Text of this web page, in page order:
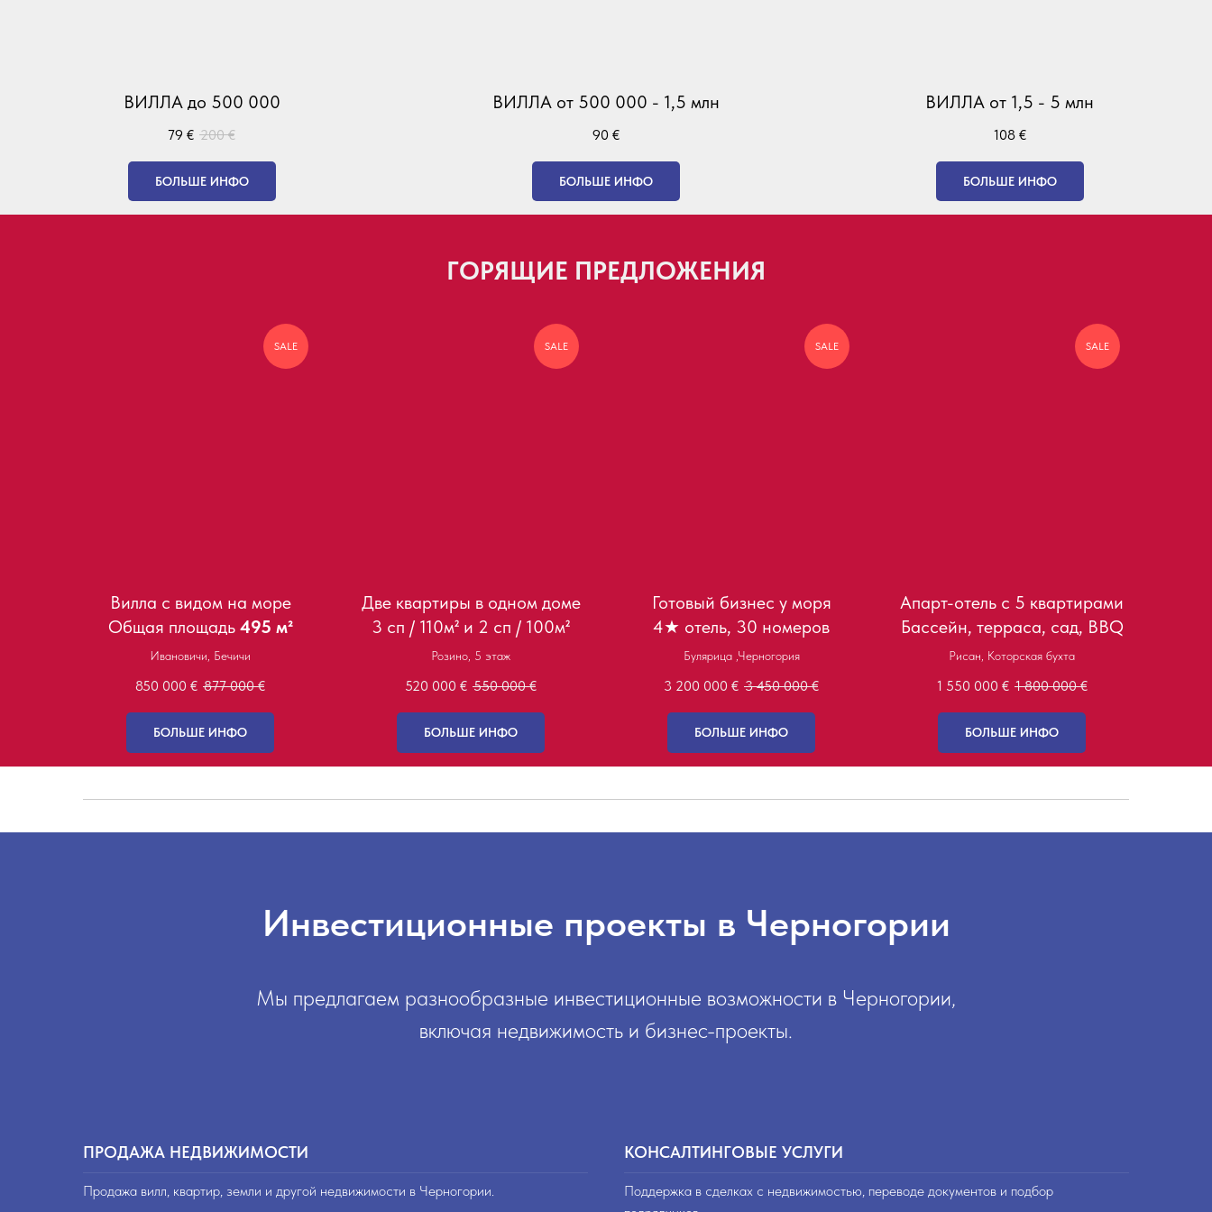
ВИЛЛА до 500 000
79 € 200 €
БОЛЬШЕ ИНФО
ВИЛЛА от 500 000 - 1,5 млн
90 €
БОЛЬШЕ ИНФО
ВИЛЛА от 1,5 - 5 млн
108 €
БОЛЬШЕ ИНФО
ГОРЯЩИЕ ПРЕДЛОЖЕНИЯ
SALE
Вилла с видом на море
Общая площадь 495 м²
Ивановичи, Бечичи
850 000 € 877 000 €
БОЛЬШЕ ИНФО
SALE
Две квартиры в одном доме
3 сп / 110м² и 2 сп / 100м²
Розино, 5 этаж
520 000 € 550 000 €
БОЛЬШЕ ИНФО
SALE
Готовый бизнес у моря
4★ отель, 30 номеров
Булярица ,Черногория
3 200 000 € 3 450 000 €
БОЛЬШЕ ИНФО
SALE
Апарт-отель с 5 квартирами
Бассейн, терраса, сад, BBQ
Рисан, Которская бухта
1 550 000 € 1 800 000 €
БОЛЬШЕ ИНФО
Инвестиционные проекты в Черногории
Мы предлагаем разнообразные инвестиционные возможности в Черногории,
включая недвижимость и бизнес-проекты.
ПРОДАЖА НЕДВИЖИМОСТИ
Продажа вилл, квартир, земли и другой недвижимости в Черногории.
КОНСАЛТИНГОВЫЕ УСЛУГИ
Поддержка в сделках с недвижимостью, переводе документов и подбор